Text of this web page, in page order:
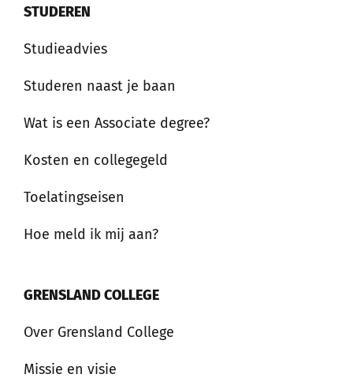
STUDEREN
Studieadvies
Studeren naast je baan
Wat is een Associate degree?
Kosten en collegegeld
Toelatingseisen
Hoe meld ik mij aan?
GRENSLAND COLLEGE
Over Grensland College
Missie en visie